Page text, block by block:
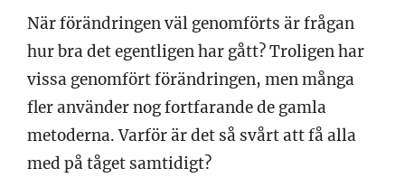
När förändringen väl genomförts är frågan
hur bra det egentligen har gått? Troligen har
vissa genomfört förändringen, men många
fler använder nog fortfarande de gamla
metoderna. Varför är det så svårt att få alla
med på tåget samtidigt?